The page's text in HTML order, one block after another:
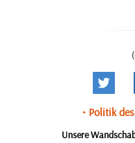
• Politik
Unsere